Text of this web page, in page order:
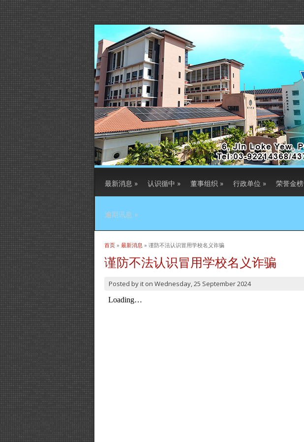
最新消息 » 认识循中 » 董事组织 » 行政单位 » 荣誉金榜
逾期讯息 »
当前位置
首页 » 最新消息 » 谨防不法认识冒用学校名义诈骗
谨防不法认识冒用学校名义诈骗
Posted byit on Wednesday, 25 September 2024